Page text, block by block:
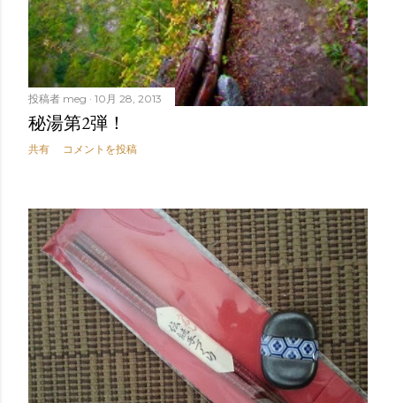
投稿者 meg 10月 28, 2013
秘湯第2弾！
共有 コメントを投稿